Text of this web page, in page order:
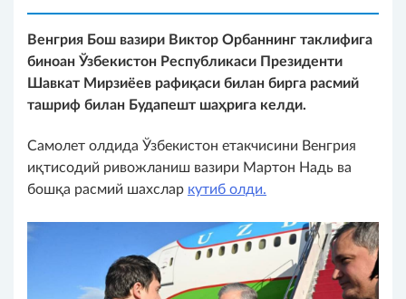
Венгрия Бош вазири Виктор Орбаннинг таклифига
биноан Ўзбекистон Республикаси Президенти
Шавкат Мирзиёев рафиқаси билан бирга расмий
ташриф билан Будапешт шаҳрига келди.
Самолет олдида Ўзбекистон етакчисини Венгрия
иқтисодий ривожланиш вазири Мартон Надь ва
бошқа расмий шахслар кутиб олди.